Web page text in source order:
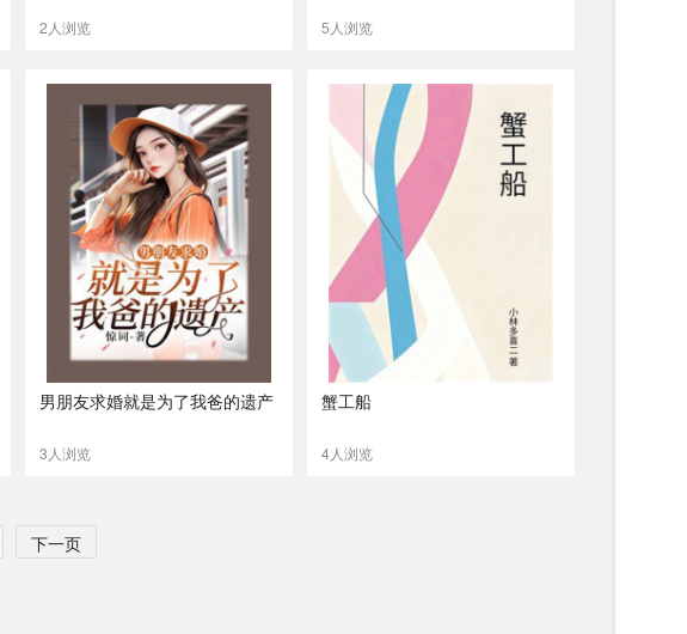
2人浏览 5人浏览
男朋友求婚就是为了我爸的遗产
3人浏览
蟹工船
4人浏览
下一页